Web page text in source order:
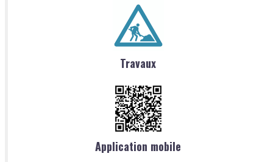
Travaux
Application mobile